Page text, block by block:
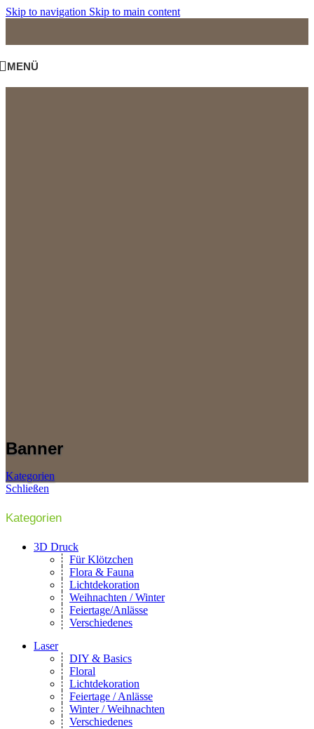
Skip to navigation Skip to main content
MENÜ
Banner
Kategorien
Schließen
Kategorien
3D Druck
Für Klötzchen
Flora & Fauna
Lichtdekoration
Weihnachten / Winter
Feiertage/Anlässe
Verschiedenes
Laser
DIY & Basics
Floral
Lichtdekoration
Feiertage / Anlässe
Winter / Weihnachten
Verschiedenes